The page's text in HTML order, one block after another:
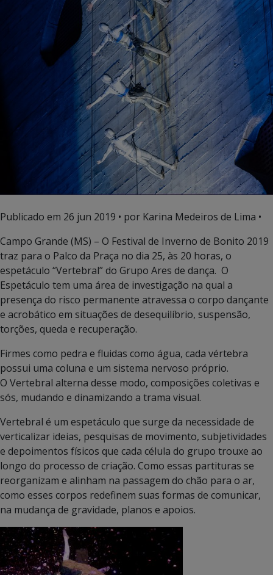
Publicado em 26 jun 2019 • por Karina Medeiros de Lima •
Campo Grande (MS) – O Festival de Inverno de Bonito 2019
traz para o Palco da Praça no dia 25, às 20 horas, o
espetáculo “Vertebral” do Grupo Ares de dança. O
Espetáculo tem uma área de investigação na qual a
presença do risco permanente atravessa o corpo dançante
e acrobático em situações de desequilíbrio, suspensão,
torções, queda e recuperação.
Firmes como pedra e fluidas como água, cada vértebra
possui uma coluna e um sistema nervoso próprio.
O Vertebral alterna desse modo, composições coletivas e
sós, mudando e dinamizando a trama visual.
Vertebral é um espetáculo que surge da necessidade de
verticalizar ideias, pesquisas de movimento, subjetividades
e depoimentos físicos que cada célula do grupo trouxe ao
longo do processo de criação. Como essas partituras se
reorganizam e alinham na passagem do chão para o ar,
como esses corpos redefinem suas formas de comunicar,
na mudança de gravidade, planos e apoios.